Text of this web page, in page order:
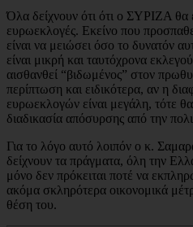
Όλα δείχνουν ότι ότι ο ΣΥΡΙΖΑ θα
ευρωεκλογές. Εκείνο που
είναι να μειώσει όσο το δυνατόν
είναι μικρή και ταυτόχρονα
αισθανθεί “βιδωμένος” στον
περίπτωση και ειδικότερα, αν η
ευρωεκλογών είναι μεγάλη, τότε
διαδικασία απόσυρσης από την
Για το λόγο αυτό λοιπόν ο κ.
δείχνουν τα πράγματα, όλη την
μόνο δεν πρόκειται ποτέ να
ακόμα σκληρότερα οικονομικά
θέση του.